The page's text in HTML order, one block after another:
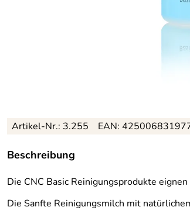
Artikel-Nr.: 3.255 EAN:
Beschreibung
Die CNC Basic Reinigungsprodukte
Die Sanfte Reinigungsmilch mit